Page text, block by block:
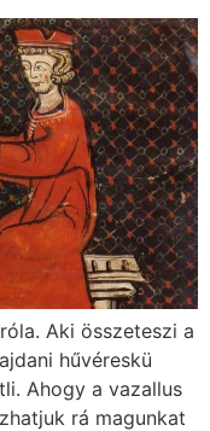
Aki összeteszi a
hűvéreskü
Ahogy a vazallus
rá magunkat